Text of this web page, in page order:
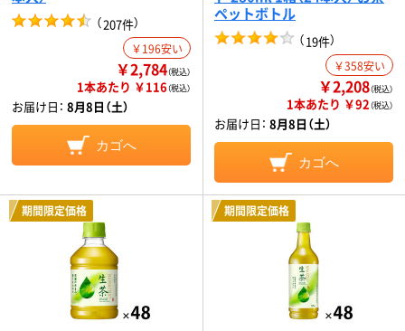
（207件）
￥196安い
￥2,784（税込）
1本あたり ￥116（税込）
お届け日： 8月8日（土）
カゴへ
ペットボトル
（19件）
￥358安い
￥2,208（税込）
1本あたり ￥92（税込）
お届け日： 8月8日（土）
カゴへ
期間限定価格 期間限定価格